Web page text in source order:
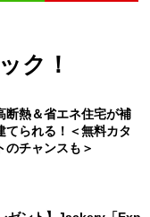
ク！
断熱＆省エネ住宅が補
てられる！＜無料カタ
のチャンスも＞